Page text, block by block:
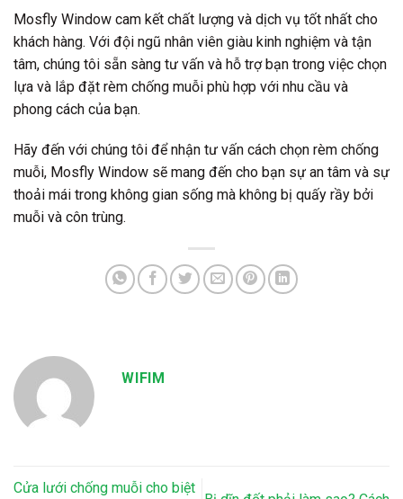
Mosfly Window cam kết chất lượng và dịch vụ tốt nhất cho
khách hàng. Với đội ngũ nhân viên giàu kinh nghiệm và tận
tâm, chúng tôi sẵn sàng tư vấn và hỗ trợ bạn trong việc chọn
lựa và lắp đặt rèm chống muỗi phù hợp với nhu cầu và
phong cách của bạn.
Hãy đến với chúng tôi để nhận tư vấn cách chọn rèm chống
muỗi, Mosfly Window sẽ mang đến cho bạn sự an tâm và sự
thoải mái trong không gian sống mà không bị quấy rầy bởi
muỗi và côn trùng.
WIFIM
Cửa lưới chống muỗi cho biệt